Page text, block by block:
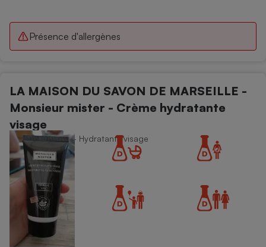
Présence d'allergènes
LA MAISON DU SAVON DE MARSEILLE -
Monsieur mister - Crème hydratante
visage
Soins du visage - Hydratants visage